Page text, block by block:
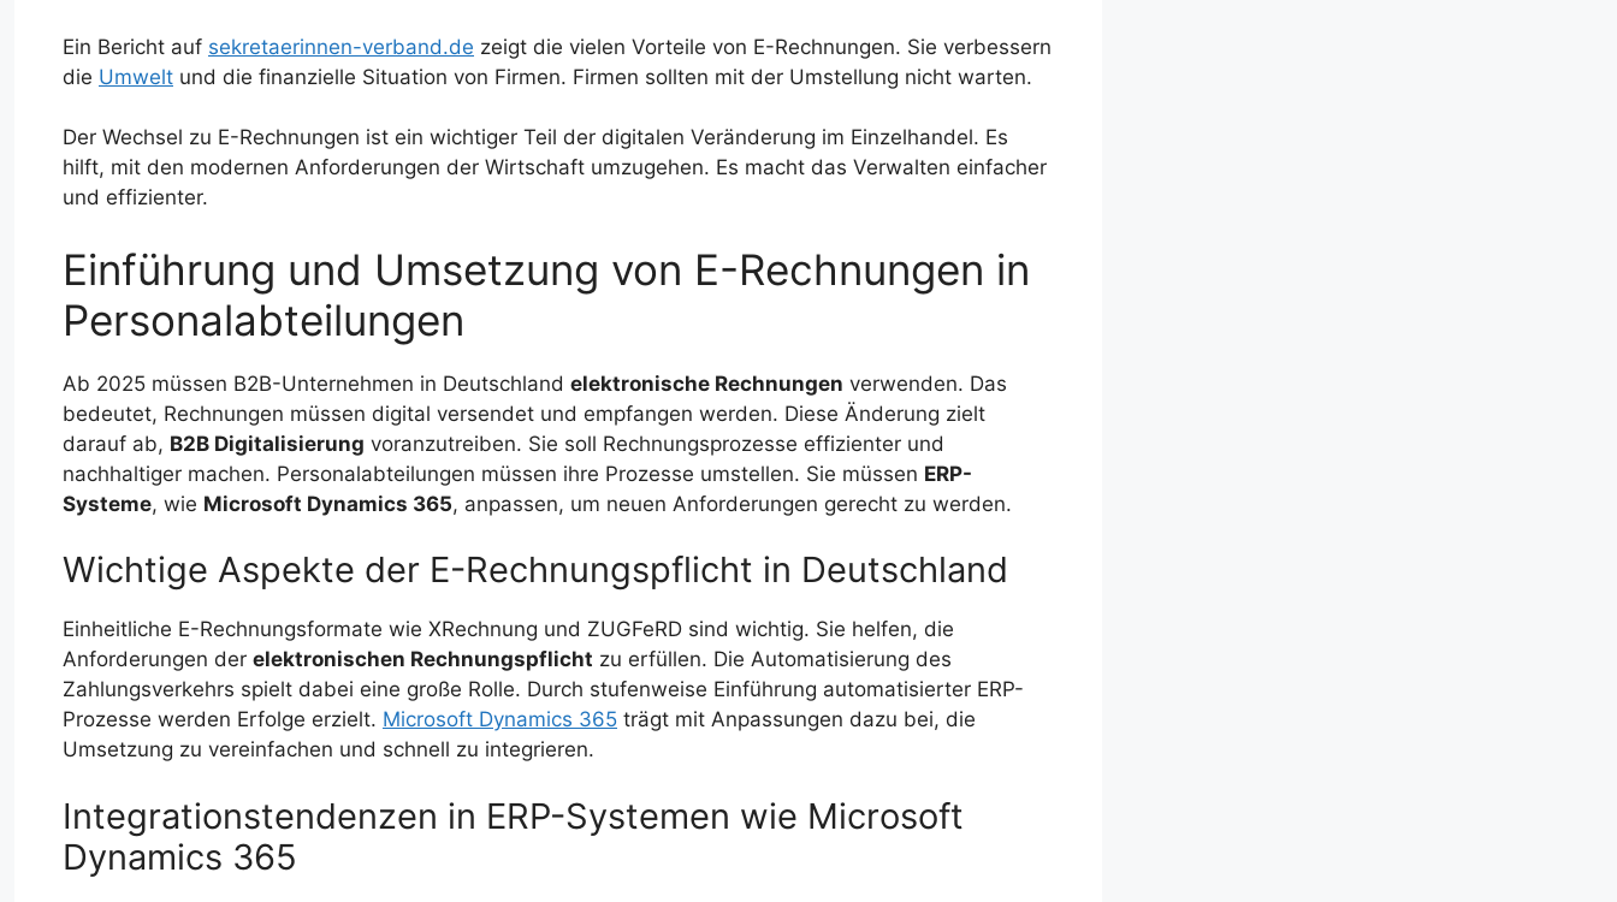
Ein Bericht auf sekretaerinnen-verband.de zeigt die vielen Vorteile von E-Rechnungen. Sie verbessern
die Umwelt und die finanzielle Situation von Firmen. Firmen sollten mit der Umstellung nicht warten.
Der Wechsel zu E-Rechnungen ist ein wichtiger Teil der digitalen Veränderung im Einzelhandel. Es
hilft, mit den modernen Anforderungen der Wirtschaft umzugehen. Es macht das Verwalten einfacher
und effizienter.
Einführung und Umsetzung von E-Rechnungen in
Personalabteilungen
Ab 2025 müssen B2B-Unternehmen in Deutschland elektronische Rechnungen verwenden. Das
bedeutet, Rechnungen müssen digital versendet und empfangen werden. Diese Änderung zielt
darauf ab, B2B Digitalisierung voranzutreiben. Sie soll Rechnungsprozesse effizienter und
nachhaltiger machen. Personalabteilungen müssen ihre Prozesse umstellen. Sie müssen ERP-
Systeme, wie Microsoft Dynamics 365, anpassen, um neuen Anforderungen gerecht zu werden.
Wichtige Aspekte der E-Rechnungspflicht in Deutschland
Einheitliche E-Rechnungsformate wie XRechnung und ZUGFeRD sind wichtig. Sie helfen, die
Anforderungen der elektronischen Rechnungspflicht zu erfüllen. Die Automatisierung des
Zahlungsverkehrs spielt dabei eine große Rolle. Durch stufenweise Einführung automatisierter ERP-
Prozesse werden Erfolge erzielt. Microsoft Dynamics 365 trägt mit Anpassungen dazu bei, die
Umsetzung zu vereinfachen und schnell zu integrieren.
Integrationstendenzen in ERP-Systemen wie Microsoft
Dynamics 365